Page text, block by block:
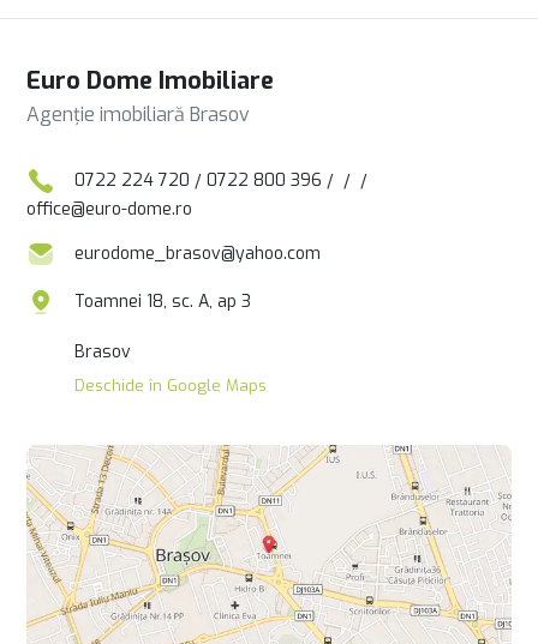
Euro Dome Imobiliare
Agenție imobiliară Brasov
0722 224 720 / 0722 800 396 / / /
office@euro-dome.ro
eurodome_brasov@yahoo.com
Toamnei 18, sc. A, ap 3
Brasov
Deschide în Google Maps